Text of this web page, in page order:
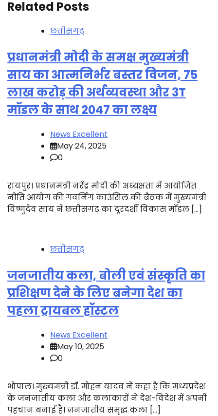
Related Posts
छत्तीसगढ़
प्रधानमंत्री मोदी के समक्ष मुख्यमंत्री
साय का आत्मनिर्भर बस्तर विजन, 75
लाख करोड़ की अर्थव्यवस्था और 3T
मॉडल के साथ 2047 का लक्ष्य
News Excellent
May 24, 2025
0
रायपुर। प्रधानमंत्री नरेंद्र मोदी की अध्यक्षता में आयोजित
नीति आयोग की गवर्निंग काउंसिल की बैठक में मुख्यमंत्री
विष्णुदेव साय ने छत्तीसगढ़ का दूरदर्शी विकास मॉडल […]
छत्तीसगढ़
जनजातीय कला, बोली एवं संस्कृति का
प्रशिक्षण देने के लिए बनेगा देश का
पहला ट्रायबल हॉस्टल
News Excellent
May 10, 2025
0
भोपाल। मुख्यमंत्री डॉ. मोहन यादव ने कहा है कि मध्यप्रदेश
के जनजातीय कला और कलाकारों ने देश-विदेश में अपनी
पहचान बनाई है। जनजातीय समृद्ध कला […]